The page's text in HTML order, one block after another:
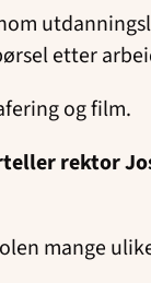
etter
og film.
rektor
mange